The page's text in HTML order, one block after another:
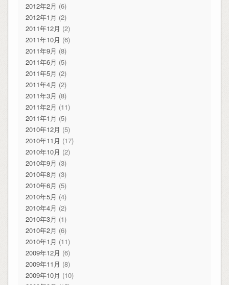
2012年2月 (6)
2012年1月 (2)
2011年12月 (2)
2011年10月 (6)
2011年9月 (8)
2011年6月 (5)
2011年5月 (2)
2011年4月 (2)
2011年3月 (8)
2011年2月 (11)
2011年1月 (5)
2010年12月 (5)
2010年11月 (17)
2010年10月 (2)
2010年9月 (3)
2010年8月 (3)
2010年6月 (5)
2010年5月 (4)
2010年4月 (2)
2010年3月 (1)
2010年2月 (6)
2010年1月 (11)
2009年12月 (6)
2009年11月 (8)
2009年10月 (10)